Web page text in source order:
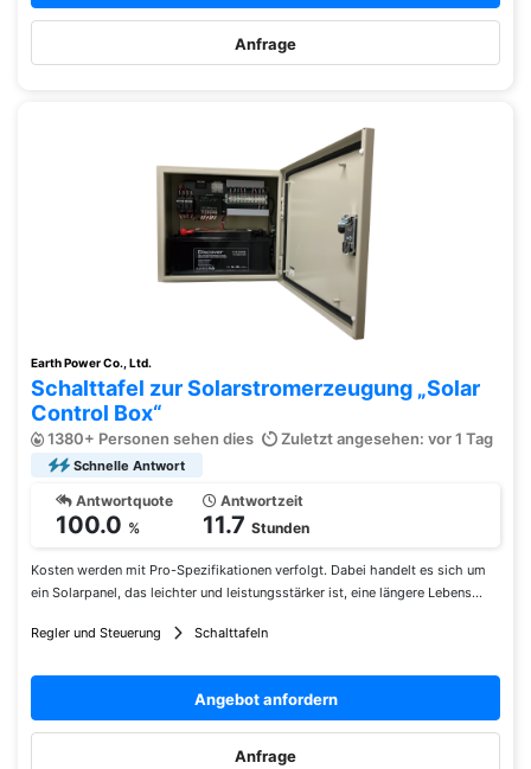
Anfrage
Earth Power Co., Ltd.
Schalttafel zur Solarstromerzeugung „Solar
Control Box“
1380+ Personen sehen dies Zuletzt angesehen: vor 1 Tag
Schnelle Antwort
Antwortquote
100.0 %
Antwortzeit
11.7 Stunden
Kosten werden mit Pro-Spezifikationen verfolgt. Dabei handelt es sich um
ein Solarpanel, das leichter und leistungsstärker ist, eine längere Lebens...
Regler und Steuerung Schalttafeln
Angebot anfordern
Anfrage